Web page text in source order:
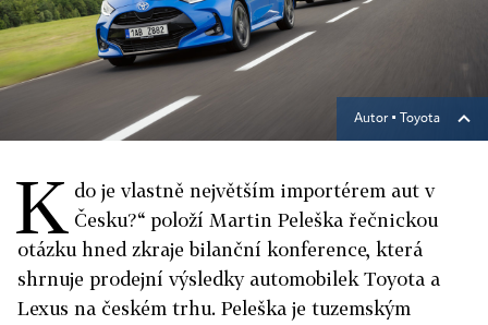
Autor ▪ Toyota
K do je vlastně největším importérem aut v
Česku?“ položí Martin Peleška řečnickou
otázku hned zkraje bilanční konference, která
shrnuje prodejní výsledky automobilek Toyota a
Lexus na českém trhu. Peleška je tuzemským